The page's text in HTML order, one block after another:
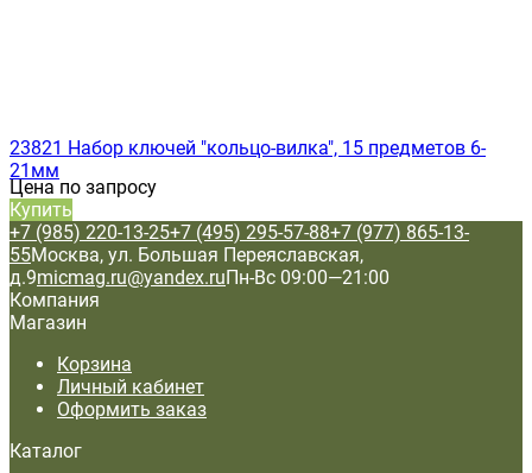
23821 Набор ключей "кольцо-вилка", 15 предметов 6-
21мм
Цена по запросу
Купить
+7 (985) 220-13-25+7 (495) 295-57-88+7 (977) 865-13-
55Москва, ул. Большая Переяславская,
д.9micmag.ru@yandex.ruПн-Вс 09:00—21:00
Компания
Магазин
Корзина
Личный кабинет
Оформить заказ
Каталог